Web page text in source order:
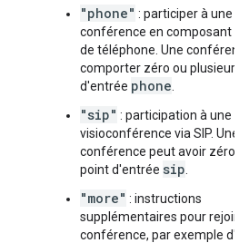
"phone" : participer à une
conférence en composant
de téléphone. Une
comporter zéro ou plusieurs
d'entrée phone
"sip" : participation à une
visioconférence via SIP. Une
conférence peut avoir zéro
point d'entrée sip
"more" : instructions
supplémentaires pour
conférence, par exemple